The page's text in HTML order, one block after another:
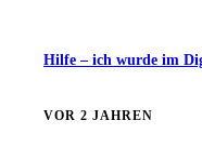
Hilfe – ich wurde im
VOR 2 JAHREN